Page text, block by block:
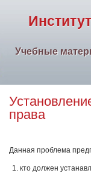
Учебные
права
Данная проблема
кто должен